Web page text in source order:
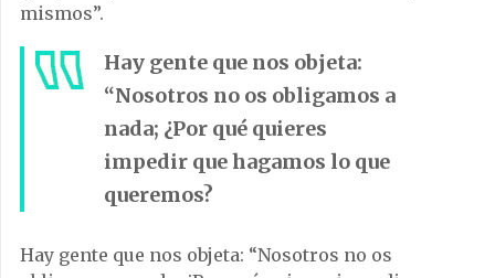
mismos”.
Hay gente que nos objeta:
“Nosotros no os obligamos a
nada; ¿Por qué quieres
impedir que hagamos lo que
queremos?
Hay gente que nos objeta: “Nosotros no os